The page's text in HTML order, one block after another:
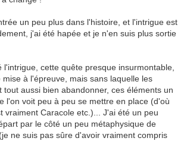
un peu plus dans l'histoire, et l'intrigue est
j'ai été hapée et je n'en suis plus sortie
l'intrigue, cette quête presque insurmontable,
mise à l'épreuve, mais sans laquelle les
tout aussi bien abandonner, ces éléments un
l'on voit peu à peu se mettre en place (d'où
vraiment Caracole etc.)... J'ai été un peu
par le côté un peu métaphysique de
ne suis pas sûre d'avoir vraiment compris